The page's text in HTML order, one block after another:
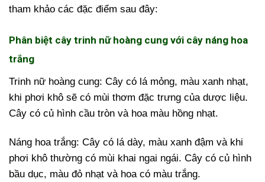
tham khảo các đặc điểm sau đây:
Phân biệt cây trinh nữ hoàng cung với cây náng hoa
trắng
Trinh nữ hoàng cung: Cây có lá mỏng, màu xanh nhạt,
khi phơi khô sẽ có mùi thơm đặc trưng của dược liệu.
Cây có củ hình cầu tròn và hoa màu hồng nhạt.
Náng hoa trắng: Cây có lá dày, màu xanh đậm và khi
phơi khô thường có mùi khai ngai ngái. Cây có củ hình
bầu dục, màu đỏ nhạt và hoa có màu trắng.